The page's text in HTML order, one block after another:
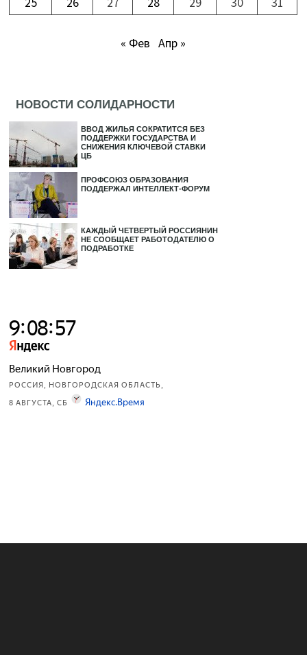
« Фев Апр »
НОВОСТИ СОЛИДАРНОСТИ
ВВОД ЖИЛЬЯ СОКРАТИТСЯ БЕЗ
ПОДДЕРЖКИ ГОСУДАРСТВА И
СНИЖЕНИЯ КЛЮЧЕВОЙ СТАВКИ
ЦБ
ПРОФСОЮЗ ОБРАЗОВАНИЯ
ПОДДЕРЖАЛ ИНТЕЛЛЕКТ-ФОРУМ
КАЖДЫЙ ЧЕТВЕРТЫЙ РОССИЯНИН
НЕ СООБЩАЕТ РАБОТОДАТЕЛЮ О
ПОДРАБОТКЕ